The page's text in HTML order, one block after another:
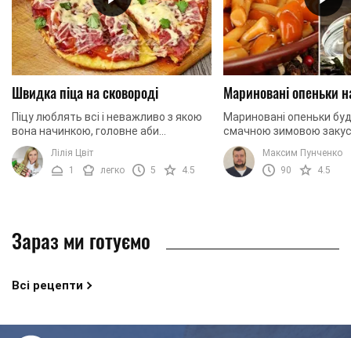
Швидка піца на сковороді
Піцу люблять всі і неважливо з якою
вона начинкою, головне аби
побільше. В такому випадку, що може
бути краще, ніж приготувати її
самостійно з ...
Лілія Цвіт
1
легко 5 4.5
Мариновані опеньки
Мариновані опеньки
смачною зимовою
приготуємо їх разом!
Максим Пунченко
90
4.5
Зараз ми готуємо
Всі рецепти